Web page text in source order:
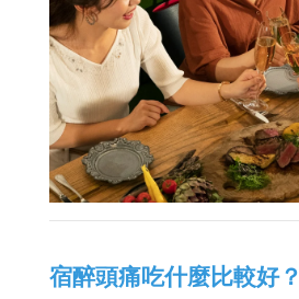
宿醉頭痛吃什麼比較好